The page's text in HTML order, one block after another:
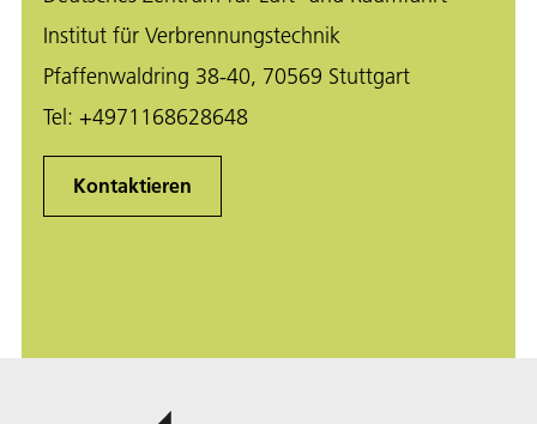
Institut für Verbrennungstechnik
Pfaffenwaldring 38-40, 70569 Stuttgart
Tel: +4971168628648
Kontaktieren